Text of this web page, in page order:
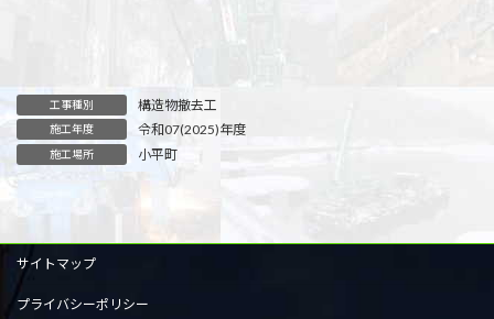
工事種別 構造物撤去工
施工年度 令和07(2025)年度
施工場所 小平町
サイトマップ
プライバシーポリシー